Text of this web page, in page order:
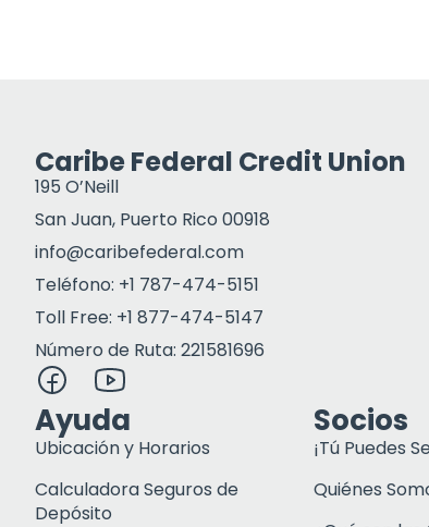
Caribe Federal Credit Union
195 O’Neill
San Juan, Puerto Rico 00918
info@caribefederal.com
Teléfono: +1 787-474-5151
Toll Free: +1 877-474-5147
Número de Ruta: 221581696
Ayuda
Ubicación y Horarios
Calculadora Seguros de
Depósito
Socios
¡Tú Puedes
Quiénes